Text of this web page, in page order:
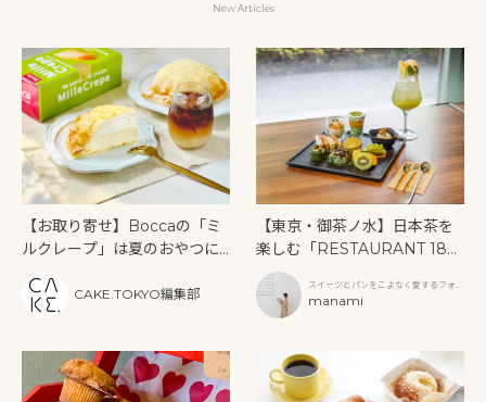
New Articles
【お取り寄せ】Boccaの「ミ
ルクレープ」は夏のおやつに
CAKE.TOKYO編集部
【東京・御茶ノ水】日本茶を
楽しむ「RESTAURANT 189
9 OCHANOMIZU」の抹茶ア
フタヌーンティーと新作クリ
ームソーダ
スイーツとパンをこよなく愛するフォト
グラファー
manami